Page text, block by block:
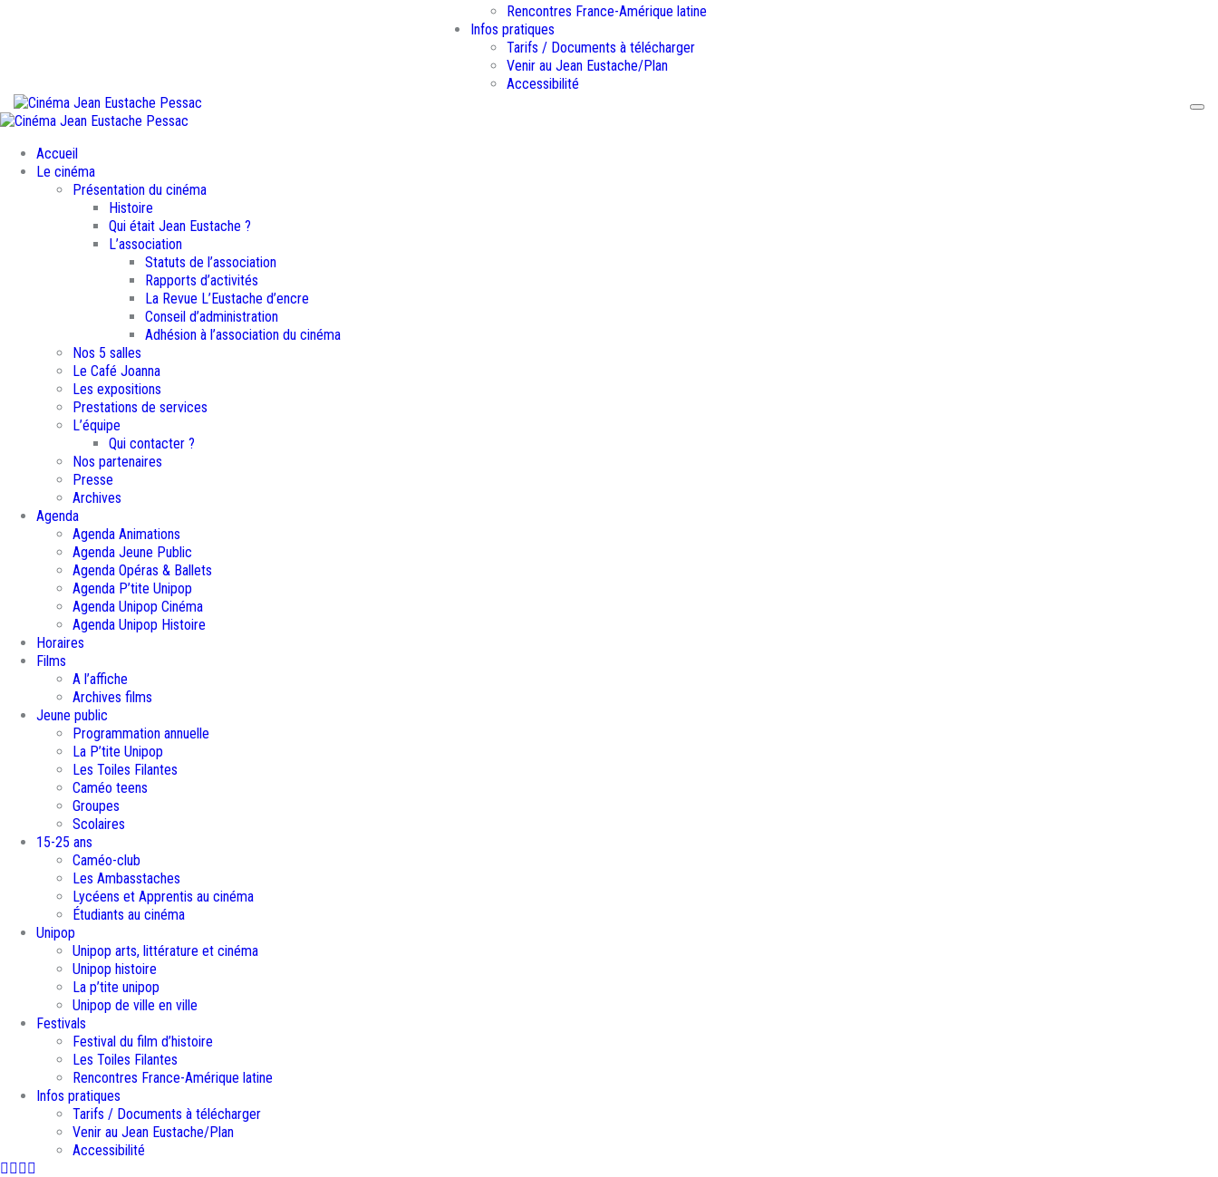
Rencontres France-Amérique latine
Infos pratiques
Tarifs / Documents à télécharger
Venir au Jean Eustache/Plan
Accessibilité
Accueil
Le cinéma
Présentation du cinéma
Histoire
Qui était Jean Eustache ?
L’association
Statuts de l’association
Rapports d’activités
La Revue L’Eustache d’encre
Conseil d’administration
Adhésion à l’association du cinéma
Nos 5 salles
Le Café Joanna
Les expositions
Prestations de services
L’équipe
Qui contacter ?
Nos partenaires
Presse
Archives
Agenda
Agenda Animations
Agenda Jeune Public
Agenda Opéras & Ballets
Agenda P’tite Unipop
Agenda Unipop Cinéma
Agenda Unipop Histoire
Horaires
Films
A l’affiche
Archives films
Jeune public
Programmation annuelle
La P’tite Unipop
Les Toiles Filantes
Caméo teens
Groupes
Scolaires
15-25 ans
Caméo-club
Les Ambasstaches
Lycéens et Apprentis au cinéma
Étudiants au cinéma
Unipop
Unipop arts, littérature et cinéma
Unipop histoire
La p’tite unipop
Unipop de ville en ville
Festivals
Festival du film d’histoire
Les Toiles Filantes
Rencontres France-Amérique latine
Infos pratiques
Tarifs / Documents à télécharger
Venir au Jean Eustache/Plan
Accessibilité
Facebook
Instagram
Youtube